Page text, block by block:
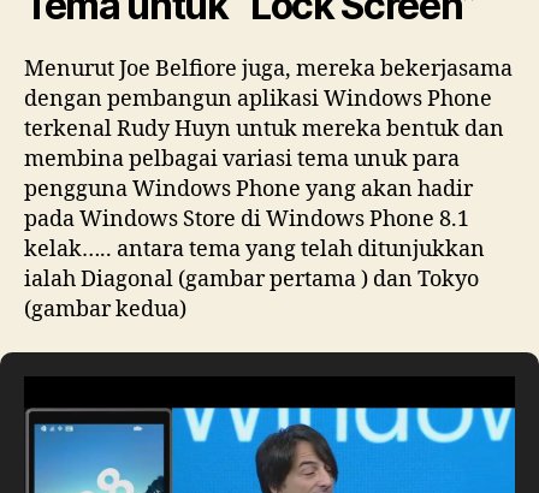
Menurut Joe Belfiore juga, mereka bekerjasama
dengan pembangun aplikasi Windows Phone
terkenal Rudy Huyn untuk mereka bentuk dan
membina pelbagai variasi tema unuk para
pengguna Windows Phone yang akan hadir
pada Windows Store di Windows Phone 8.1
kelak….. antara tema yang telah ditunjukkan
ialah Diagonal (gambar pertama ) dan Tokyo
(gambar kedua)